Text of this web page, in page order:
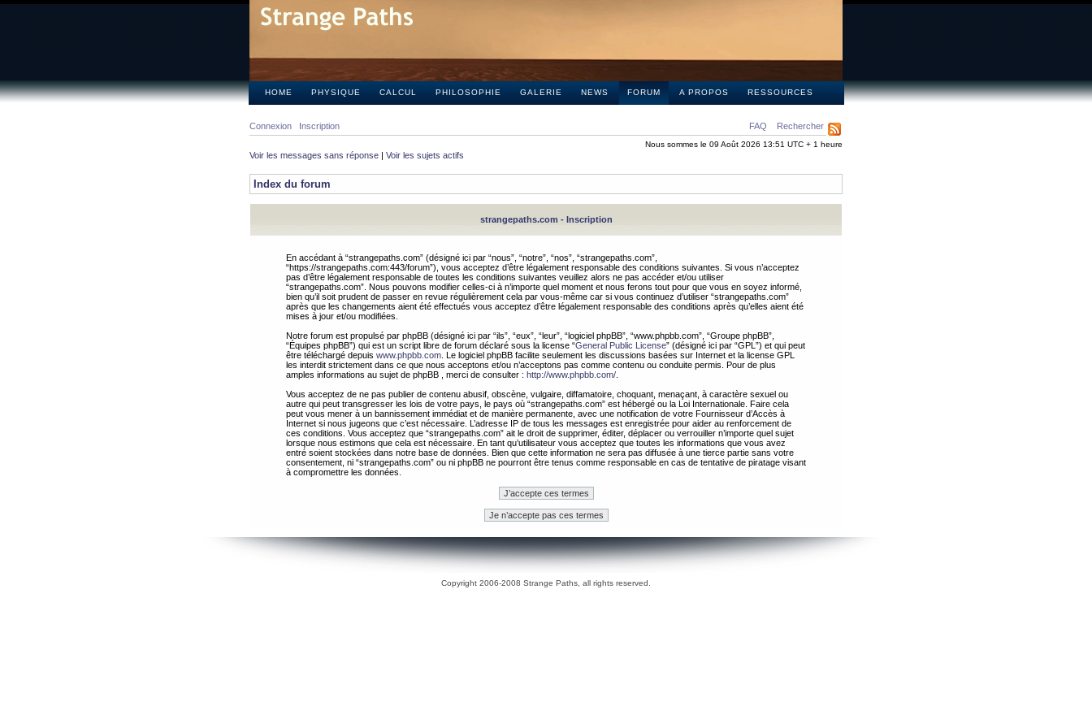
HOME PHYSIQUE CALCUL PHILOSOPHIE GALERIE NEWS FORUM A PROPOS RESSOURCES
FAQ Rechercher
Connexion Inscription
Nous sommes le 09 Août 2026 13:51 UTC + 1 heure
Voir les messages sans réponse | Voir les sujets actifs
Index du forum
strangepaths.com - Inscription
En accédant à “strangepaths.com” (désigné ici par “nous”, “notre”, “nos”, “strangepaths.com”,
“https://strangepaths.com:443/forum”), vous acceptez d’être légalement responsable des conditions suivantes. Si vous n’acceptez
pas d’être légalement responsable de toutes les conditions suivantes veuillez alors ne pas accéder et/ou utiliser
“strangepaths.com”. Nous pouvons modifier celles-ci à n’importe quel moment et nous ferons tout pour que vous en soyez informé,
bien qu’il soit prudent de passer en revue régulièrement cela par vous-même car si vous continuez d’utiliser “strangepaths.com”
après que les changements aient été effectués vous acceptez d’être légalement responsable des conditions après qu’elles aient été
mises à jour et/ou modifiées.
Notre forum est propulsé par phpBB (désigné ici par “ils”, “eux”, “leur”, “logiciel phpBB”, “www.phpbb.com”, “Groupe phpBB”,
“Équipes phpBB”) qui est un script libre de forum déclaré sous la license “General Public License” (désigné ici par “GPL”) et qui peut
être téléchargé depuis www.phpbb.com . Le logiciel phpBB facilite seulement les discussions basées sur Internet et la license GPL
les interdit strictement dans ce que nous acceptons et/ou n’acceptons pas comme contenu ou conduite permis. Pour de plus
amples informations au sujet de phpBB , merci de consulter : http://www.phpbb.com/
Vous acceptez de ne pas publier de contenu abusif, obscène, vulgaire, diffamatoire, choquant, menaçant, à caractère sexuel ou
autre qui peut transgresser les lois de votre pays, le pays où “strangepaths.com” est hébergé ou la Loi Internationale. Faire cela
peut vous mener à un bannissement immédiat et de manière permanente, avec une notification de votre Fournisseur d’Accès à
Internet si nous jugeons que c’est nécessaire. L’adresse IP de tous les messages est enregistrée pour aider au renforcement de
ces conditions. Vous acceptez que “strangepaths.com” ait le droit de supprimer, éditer, déplacer ou verrouiller n’importe quel sujet
lorsque nous estimons que cela est nécessaire. En tant qu’utilisateur vous acceptez que toutes les informations que vous avez
entré soient stockées dans notre base de données. Bien que cette information ne sera pas diffusée à une tierce partie sans votre
consentement, ni “strangepaths.com” ou ni phpBB ne pourront être tenus comme responsable en cas de tentative de piratage visant
à compromettre les données.
Copyright 2006-2008 Strange Paths, all rights reserved.